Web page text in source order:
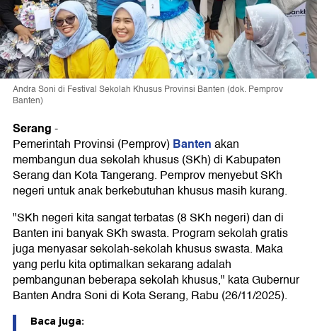
Andra Soni di Festival Sekolah Khusus Provinsi Banten (dok. Pemprov
Banten)
Serang-
Pemerintah Provinsi (Pemprov)Bantenakan
membangun dua sekolah khusus (SKh) di Kabupaten
Serang dan Kota Tangerang. Pemprov menyebut SKh
negeri untuk anak berkebutuhan khusus masih kurang.
"SKh negeri kita sangat terbatas (8 SKh negeri) dan di
Banten ini banyak SKh swasta. Program sekolah gratis
juga menyasar sekolah-sekolah khusus swasta. Maka
yang perlu kita optimalkan sekarang adalah
pembangunan beberapa sekolah khusus," kata Gubernur
Banten Andra Soni di Kota Serang, Rabu (26/11/2025).
Baca juga: